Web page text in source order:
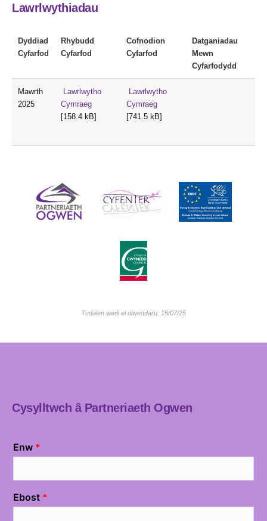
Lawrlwythiadau
Dyddiad
Cyfarfod
Rhybudd
Cyfarfod
Cofnodion
Cyfarfod
Datganiadau
Mewn
Cyfarfodydd
Mawrth
2025
Lawrlwytho
Cymraeg
[158.4 kB]
Lawrlwytho
Cymraeg
[741.5 kB]
Tudalen wedi ei diweddaru: 15/07/25
Cysylltwch â Partneriaeth Ogwen